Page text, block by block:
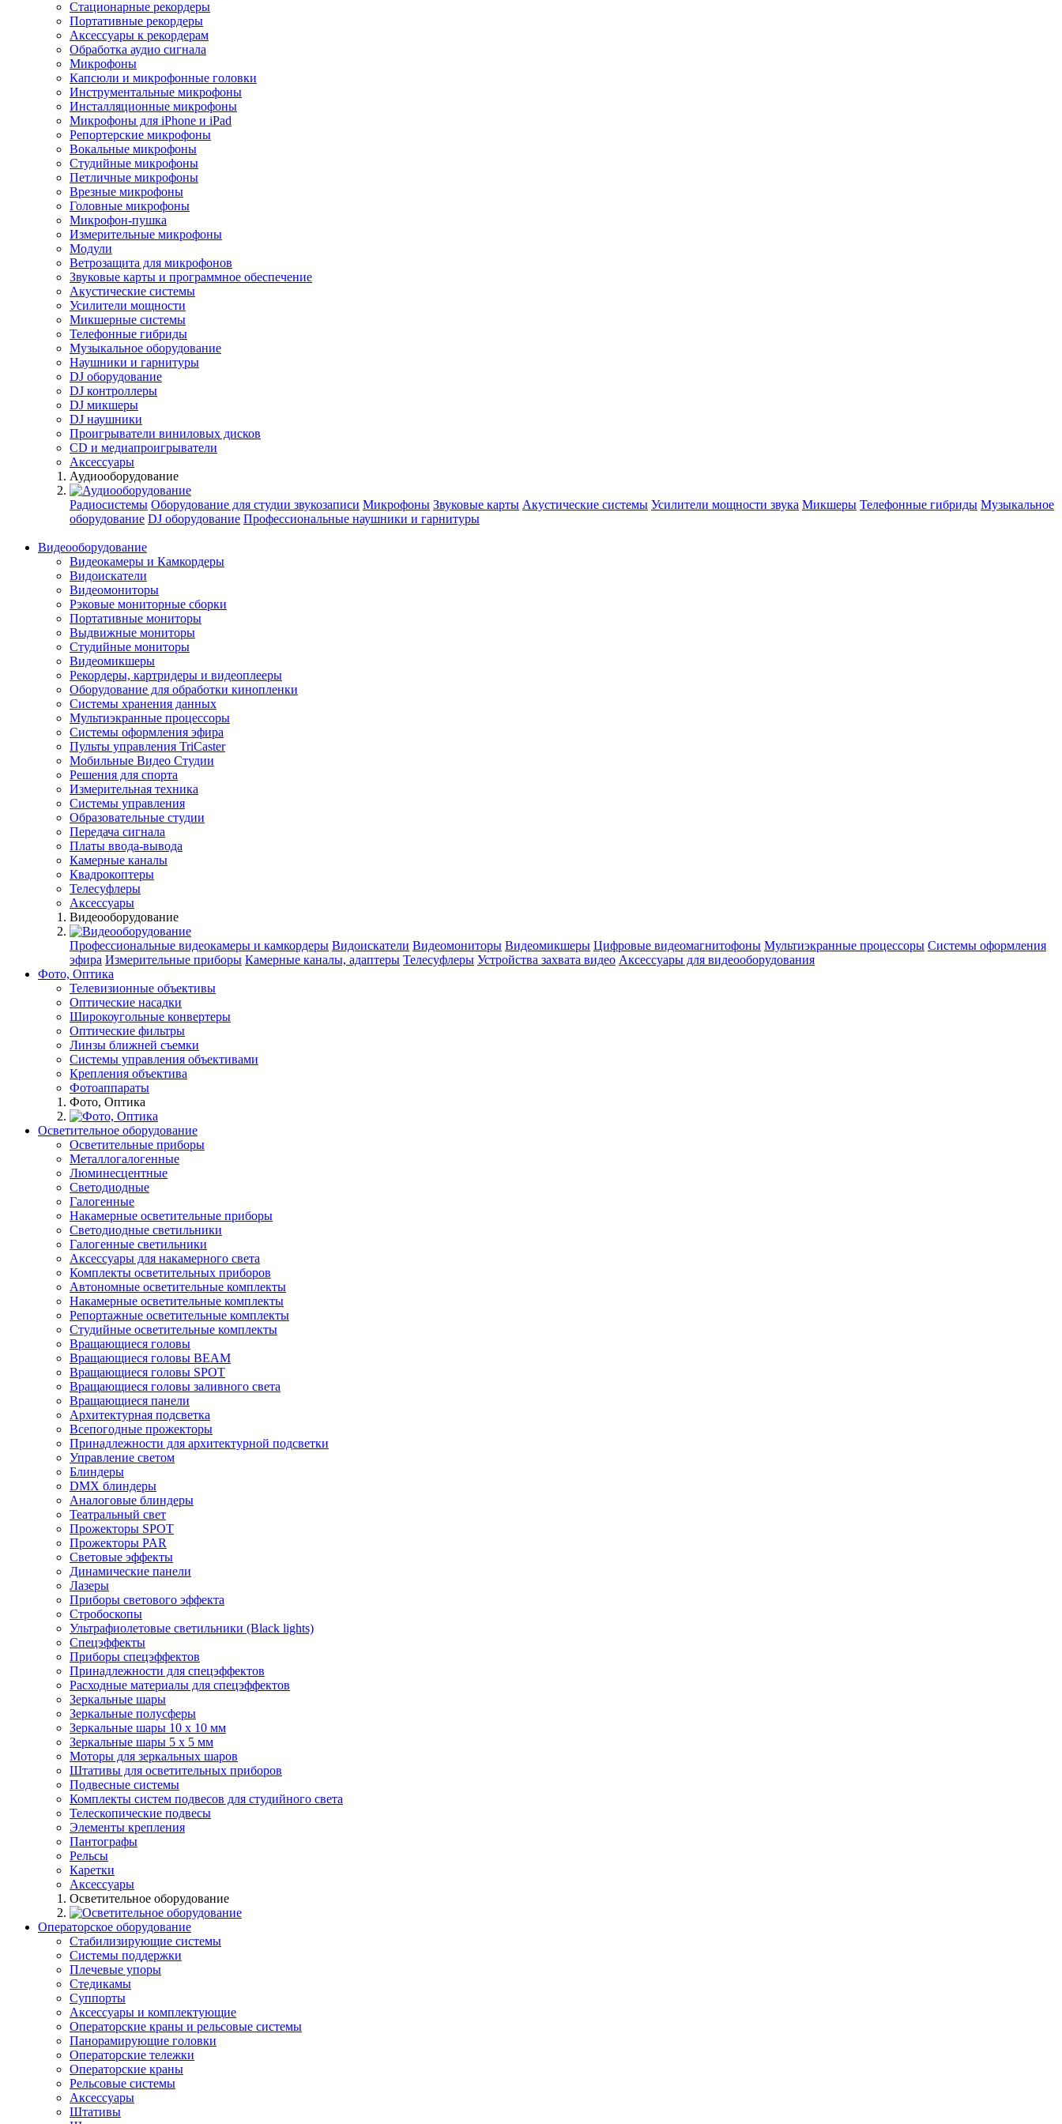
Стационарные рекордеры
Портативные рекордеры
Аксессуары к рекордерам
Обработка аудио сигнала
Микрофоны
Капсюли и микрофонные головки
Инструментальные микрофоны
Инсталляционные микрофоны
Микрофоны для iPhone и iPad
Репортерские микрофоны
Вокальные микрофоны
Студийные микрофоны
Петличные микрофоны
Врезные микрофоны
Головные микрофоны
Микрофон-пушка
Измерительные микрофоны
Модули
Ветрозащита для микрофонов
Звуковые карты и программное обеспечение
Акустические системы
Усилители мощности
Микшерные системы
Телефонные гибриды
Музыкальное оборудование
Наушники и гарнитуры
DJ оборудование
DJ контроллеры
DJ микшеры
DJ наушники
Проигрыватели виниловых дисков
СD и медиапроигрыватели
Аксессуары
Аудиооборудование
Радиосистемы Оборудование для студии звукозаписи Микрофоны Звуковые карты Акустические системы Усилители мощности звука Микшеры Телефонные гибриды Музыкальное
оборудование DJ оборудование Профессиональные наушники и гарнитуры
Видеооборудование
Видеокамеры и Камкордеры
Видоискатели
Видеомониторы
Рэковые мониторные сборки
Портативные мониторы
Выдвижные мониторы
Студийные мониторы
Видеомикшеры
Рекордеры, картридеры и видеоплееры
Оборудование для обработки кинопленки
Системы хранения данных
Мультиэкранные процессоры
Системы оформления эфира
Пульты управления TriCaster
Мобильные Видео Студии
Решения для спорта
Измерительная техника
Системы управления
Образовательные студии
Передача сигнала
Платы ввода-вывода
Камерные каналы
Квадрокоптеры
Телесуфлеры
Аксессуары
Видеооборудование
Профессиональные видеокамеры и камкордеры Видоискатели Видеомониторы Видеомикшеры Цифровые видеомагнитофоны Мультиэкранные процессоры Системы оформления
эфира Измерительные приборы Камерные каналы, адаптеры Телесуфлеры Устройства захвата видео Аксессуары для видеооборудования
Фото, Оптика
Телевизионные объективы
Оптические насадки
Широкоугольные конвертеры
Оптические фильтры
Линзы ближней съемки
Системы управления объективами
Крепления объектива
Фотоаппараты
Фото, Оптика
Осветительное оборудование
Осветительные приборы
Металлогалогенные
Люминесцентные
Светодиодные
Галогенные
Накамерные осветительные приборы
Светодиодные светильники
Галогенные светильники
Аксессуары для накамерного света
Комплекты осветительных приборов
Автономные осветительные комплекты
Накамерные осветительные комплекты
Репортажные осветительные комплекты
Студийные осветительные комплекты
Вращающиеся головы
Вращающиеся головы BEAM
Вращающиеся головы SPOT
Вращающиеся головы заливного света
Вращающиеся панели
Архитектурная подсветка
Всепогодные прожекторы
Принадлежности для архитектурной подсветки
Управление светом
Блиндеры
DMX блиндеры
Аналоговые блиндеры
Театральный свет
Прожекторы SPOT
Прожекторы PAR
Световые эффекты
Динамические панели
Лазеры
Приборы светового эффекта
Стробоскопы
Ультрафиолетовые светильники (Black lights)
Спецэффекты
Приборы спецэффектов
Принадлежности для спецэффектов
Расходные материалы для спецэффектов
Зеркальные шары
Зеркальные полусферы
Зеркальные шары 10 х 10 мм
Зеркальные шары 5 х 5 мм
Моторы для зеркальных шаров
Штативы для осветительных приборов
Подвесные системы
Комплекты систем подвесов для студийного света
Телескопические подвесы
Элементы крепления
Пантографы
Рельсы
Каретки
Аксессуары
Осветительное оборудование
Операторское оборудование
Стабилизирующие системы
Системы поддержки
Плечевые упоры
Стедикамы
Суппорты
Аксессуары и комплектующие
Операторские краны и рельсовые системы
Панорамирующие головки
Операторские тележки
Операторские краны
Рельсовые системы
Аксессуары
Штативы